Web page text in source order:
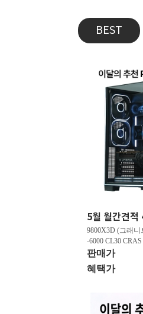
BEST
9800X3D (그래
-6000 CL30
Gx2)) / B850M
트 / 지포스 RTX
피씨디렉트 /
판매가
혜택가